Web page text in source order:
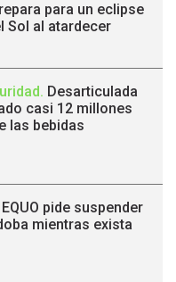
para un eclipse
Sol al atardecer
. Desarticulada
casi 12 millones
las bebidas
pide suspender
mientras exista